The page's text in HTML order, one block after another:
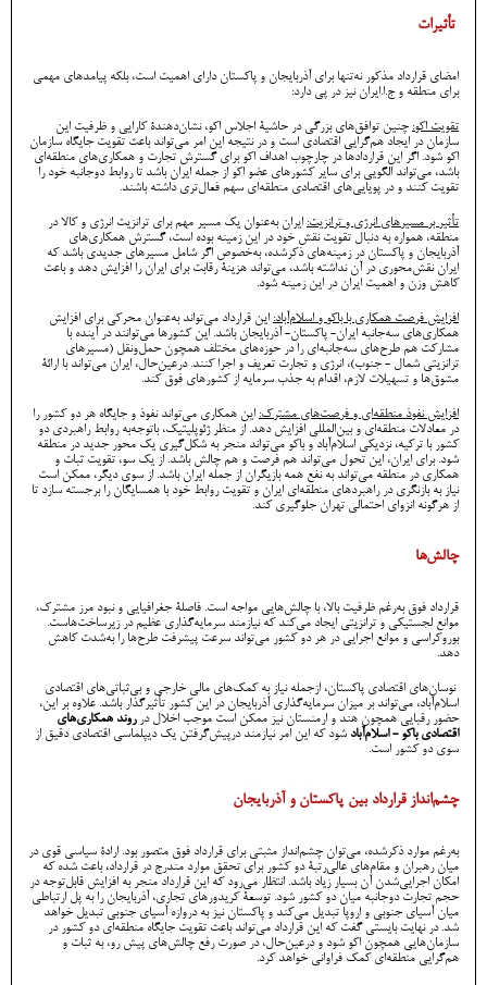
تأثیرات
امضای قرارداد مذکور نه‌تنها برای آذربایجان و پاکستان دارای اهمیت است، بلکه پیامدهای مهمی
برای منطقه و ج.ا.ایران نیز در پی دارد:
تقویت اکو: چنین توافق‌های بزرگی در حاشیۀ اجلاس اکو، نشان‌دهندۀ کارایی و ظرفیت این
سازمان در ایجاد هم‌گرایی اقتصادی است و در نتیجه این امر می‌تواند باعث تقویت جایگاه سازمان
اکو شود. اگر این قراردادها در چارچوب اهداف اکو برای گسترش تجارت و همکاری‌های منطقه‌ای
باشد، می‌تواند الگویی برای سایر کشورهای عضو اکو از جمله ایران باشد تا روابط دوجانبه خود را
تقویت کنند و در پویایی‌های اقتصادی منطقه‌ای سهم فعال‌تری داشته باشند.
تأثیر بر مسیرهای انرژی و ترانزیت: ایران به‌عنوان یک مسیر مهم برای ترانزیت انرژی و کالا در
منطقه، همواره به دنبال تقویت نقش خود در این زمینه بوده است، گسترش همکاری‌های
آذربایجان و پاکستان در زمینه‌های ذکرشده، به‌خصوص اگر شامل مسیرهای جدیدی باشد که
ایران نقش‌محوری در آن نداشته باشد، می‌تواند هزینۀ رقابت برای ایران را افزایش دهد و باعث
کاهش وزن و اهمیت ایران در این زمینه شود.
افزایش فرصت همکاری با باکو و اسلام‌آباد: این قرارداد می‌تواند به‌عنوان محرکی برای افزایش
همکاری‌های سه‌جانبه ایران- پاکستان- آذربایجان باشد. این کشورها می‌توانند در آینده با
مشارکت هم طرح‌های سه‌جانبه‌ای را در حوزه‌های مختلف همچون حمل‌ونقل (مسیرهای
ترانزیتی شمال - جنوب)، انرژی و تجارت تعریف و اجرا کنند. درعین‌حال، ایران می‌تواند با ارائۀ
مشوق‌ها و تسهیلات لازم، اقدام به جذب سرمایه از کشورهای فوق کند.
افزایش نفوذ منطقه‌ای و فرصت‌های مشترک: این همکاری می‌تواند نفوذ و جایگاه هر دو کشور را
در معادلات منطقه‌ای و بین‌المللی افزایش دهد. از منظر ژئوپلیتیک، باتوجه‌به روابط راهبردی دو
کشور با ترکیه، نزدیکی اسلام‌آباد و باکو می‌تواند منجر به شکل‌گیری یک محور جدید در منطقه
شود. برای ایران، این تحول می‌تواند هم فرصت و هم چالش باشد. از یک سو، تقویت ثبات و
همکاری در منطقه می‌تواند به نفع همه بازیگران از جمله ایران باشد. از سوی دیگر، ممکن است
نیاز به بازنگری در راهبردهای منطقه‌ای ایران و تقویت روابط خود با همسایگان را برجسته سازد تا
از هرگونه انزوای احتمالی تهران جلوگیری کند.
چالش‌ها
قرارداد فوق به‌رغم ظرفیت بالا، با چالش‌هایی مواجه است. فاصلۀ جغرافیایی و نبود مرز مشترک،
موانع لجستیکی و ترانزیتی ایجاد می‌کند که نیازمند سرمایه‌گذاری عظیم در زیرساخت‌هاست.
بوروکراسی و موانع اجرایی در هر دو کشور می‌تواند سرعت پیشرفت ‌طرح‌ها را به‌شدت کاهش
دهد.
نوسان‌های اقتصادی پاکستان، ازجمله نیاز به کمک‌های مالی خارجی و بی‌ثباتی‌های اقتصادی
اسلام‌آباد، می‌تواند بر میزان سرمایه‌گذاری آذربایجان در این کشور تأثیرگذار باشد. علاوه بر این،
حضور رقبایی همچون هند و ارمنستان نیز ممکن است موجب اخلال در روند همکاری‌های
اقتصادی باکو - اسلام‌آباد شود که این امر نیازمند درپیش‌گرفتن یک دیپلماسی اقتصادی دقیق از
سوی دو کشور است.
چشم‌انداز قرارداد بین پاکستان و آذربایجان
به‌رغم موارد ذکرشده، می‌توان چشم‌انداز مثبتی برای قرارداد فوق متصور بود. ارادۀ سیاسی قوی در
میان رهبران و مقام‌های عالی‌رتبۀ دو کشور برای تحقق موارد مندرج در قرارداد، باعث شده که
امکان اجرایی‌شدن آن بسیار زیاد باشد. انتظار می‌رود که این قرارداد منجر به افزایش قابل‌توجه در
حجم تجارت دوجانبه میان دو کشور شود. توسعۀ کریدورهای تجاری، آذربایجان را به پل ارتباطی
میان آسیای جنوبی و اروپا تبدیل می‌کند و پاکستان نیز به دروازه آسیای جنوبی تبدیل خواهد
شد. در نهایت بایستی گفت که این قرارداد می‌تواند باعث تقویت جایگاه منطقه‌ای دو کشور در
سازمان‌هایی همچون اکو شود و درعین‌حال، در صورت رفع چالش‌های پیش رو، به ثبات و
هم‌گرایی منطقه‌ای کمک فراوانی خواهد کرد.